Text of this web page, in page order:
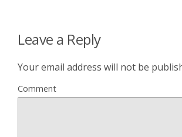
Leave a Reply
Your email address will not be
Comment